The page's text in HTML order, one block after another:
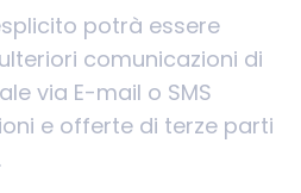
potrà essere
comunicazioni di
via E-mail o SMS
e offerte di terze parti